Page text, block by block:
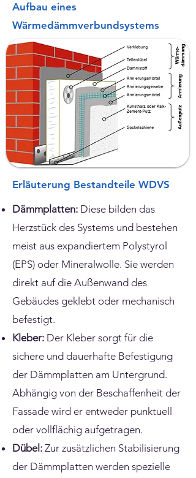
Aufbau eines
Wärmedämmverbundsystems
Erläuterung Bestandteile WDVS
Dämmplatten: Diese bilden das
Herzstück des Systems und bestehen
meist aus expandiertem Polystyrol
(EPS) oder Mineralwolle. Sie werden
direkt auf die Außenwand des
Gebäudes geklebt oder mechanisch
befestigt.
Kleber: Der Kleber sorgt für die
sichere und dauerhafte Befestigung
der Dämmplatten am Untergrund.
Abhängig von der Beschaffenheit der
Fassade wird er entweder punktuell
oder vollflächig aufgetragen.
Dübel: Zur zusätzlichen Stabilisierung
der Dämmplatten werden spezielle